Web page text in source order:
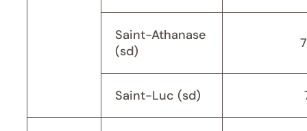
Saint-Athanase
(sd)
Saint-Luc (sd)